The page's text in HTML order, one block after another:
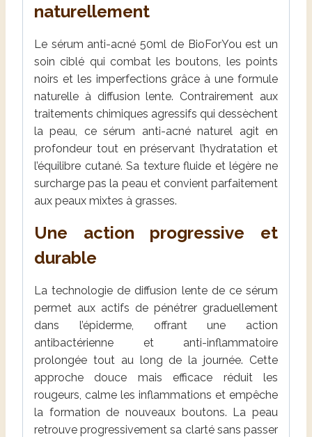
naturellement
Le sérum anti-acné 50ml de BioForYou est un
soin ciblé qui combat les boutons, les points
noirs et les imperfections grâce à une formule
naturelle à diffusion lente. Contrairement aux
traitements chimiques agressifs qui dessèchent
la peau, ce sérum anti-acné naturel agit en
profondeur tout en préservant l’hydratation et
l’équilibre cutané. Sa texture fluide et légère ne
surcharge pas la peau et convient parfaitement
aux peaux mixtes à grasses.
Une action progressive et
durable
La technologie de diffusion lente de ce sérum
permet aux actifs de pénétrer graduellement
dans l’épiderme, offrant une action
antibactérienne et anti-inflammatoire
prolongée tout au long de la journée. Cette
approche douce mais efficace réduit les
rougeurs, calme les inflammations et empêche
la formation de nouveaux boutons. La peau
retrouve progressivement sa clarté sans passer